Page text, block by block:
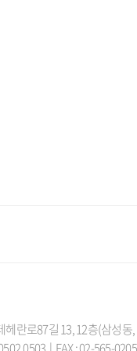
란로87길 13, 12층(삼성동